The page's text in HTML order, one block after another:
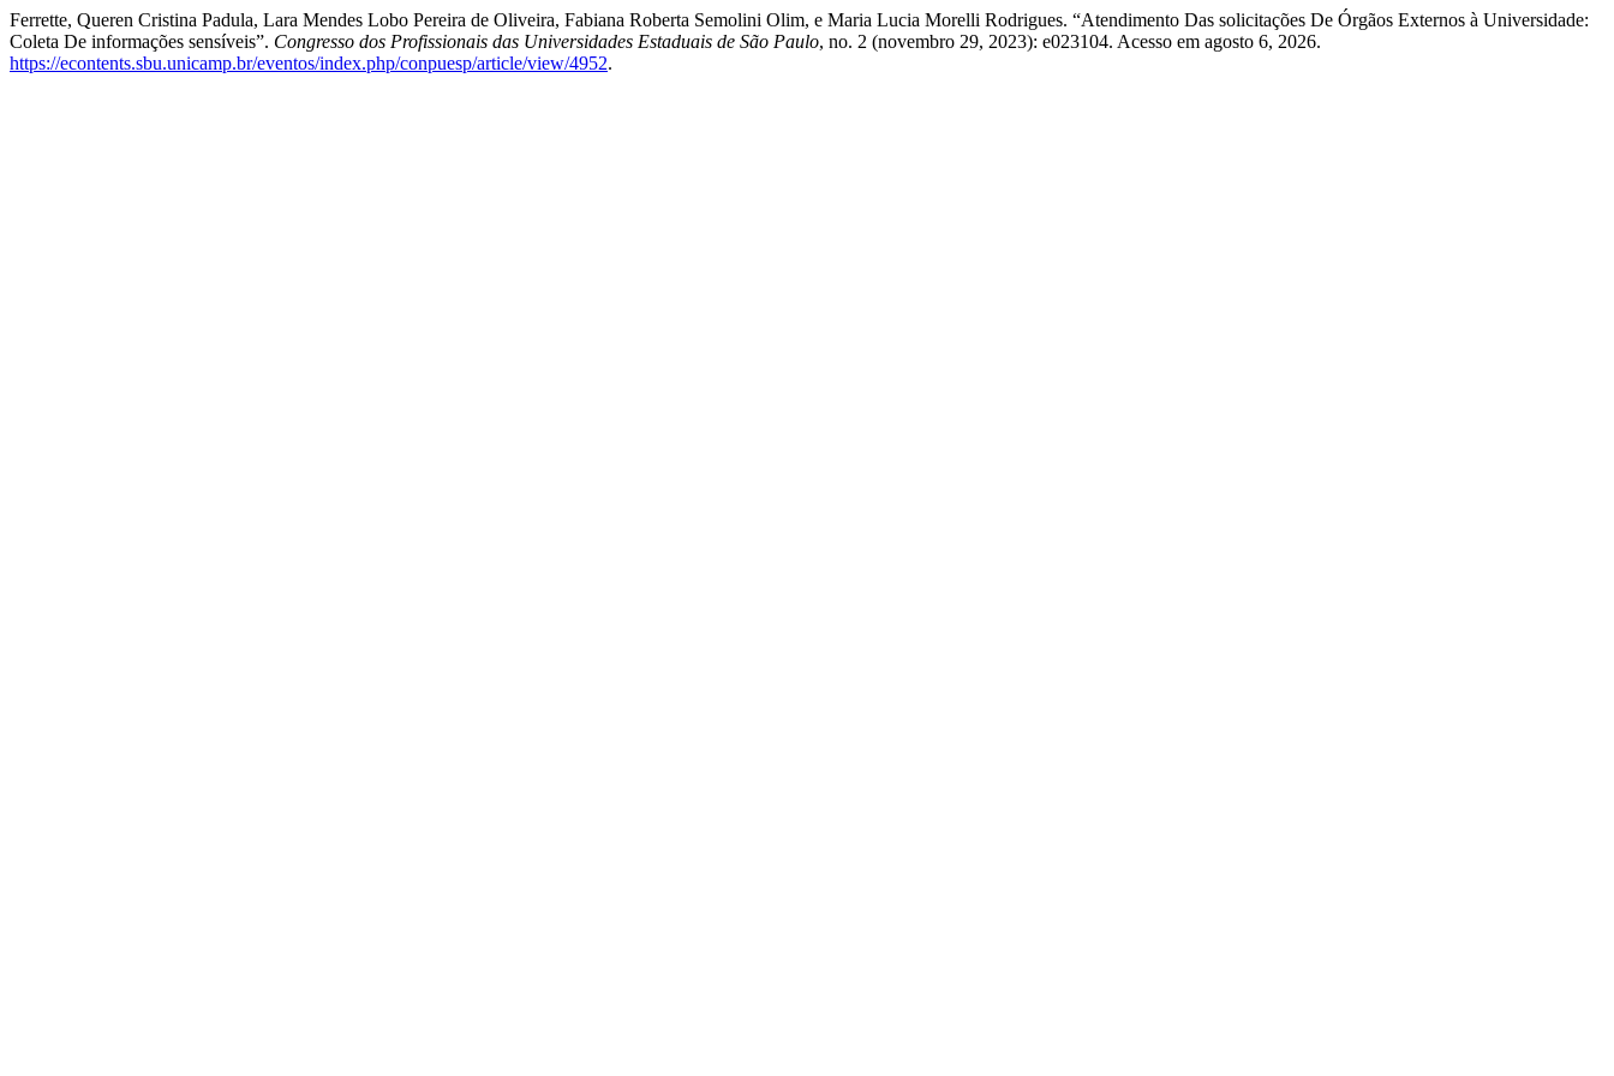
Ferrette, Queren Cristina Padula, Lara Mendes Lobo Pereira de Oliveira, Fabiana Roberta Semolini Olim, e Maria Lucia Morelli Rodrigues. “Atendimento Das solicitações De Órgãos Externos à Universidade:
Coleta De informações sensíveis”. Congresso dos Profissionais das Universidades Estaduais de São Paulo, no. 2 (novembro 29, 2023): e023104. Acesso em agosto 6, 2026.
https://econtents.sbu.unicamp.br/eventos/index.php/conpuesp/article/view/4952.